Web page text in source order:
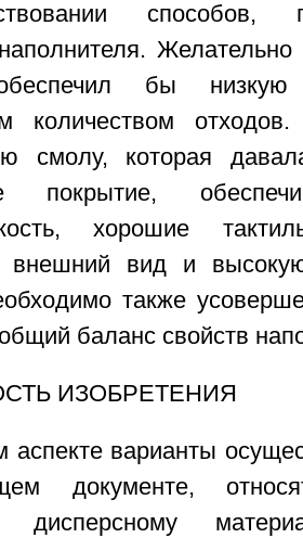
Желательно
бы низкую
количеством
смолу, которая
покрытие,
хорошие
внешний вид и
также
баланс свойств
ИЗОБРЕТЕНИЯ
аспекте варианты
документе,
дисперсному